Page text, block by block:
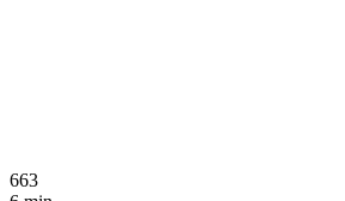
663